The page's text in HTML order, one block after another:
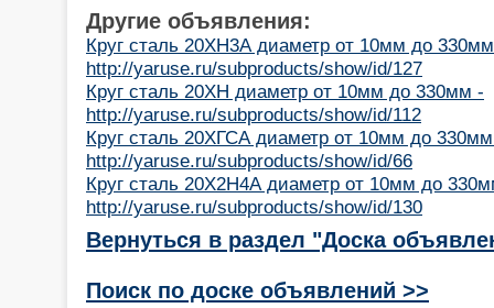
Другие объявления:
Круг сталь 20ХН3А диаметр от 10мм до
http://yaruse.ru/subproducts/show/id/127
Круг сталь 20ХН диаметр от 10мм до 330мм -
http://yaruse.ru/subproducts/show/id/112
Круг сталь 20ХГСА диаметр от 10мм до
http://yaruse.ru/subproducts/show/id/66
Круг сталь 20Х2Н4А диаметр от 10мм до
http://yaruse.ru/subproducts/show/id/130
Вернуться в раздел "Доска
Поиск по доске объявлений >>